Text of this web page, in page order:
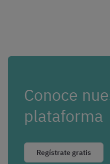
Conoce
plataforma
Regístrate gratis